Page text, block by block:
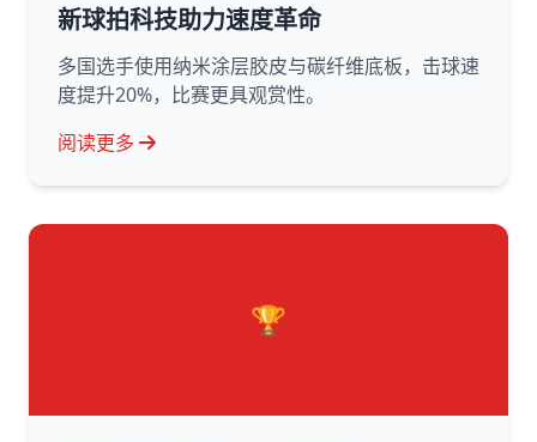
新球拍科技助力速度革命
多国选手使用纳米涂层胶皮与碳纤维底板，击球速
度提升20%，比赛更具观赏性。
阅读更多
🏆